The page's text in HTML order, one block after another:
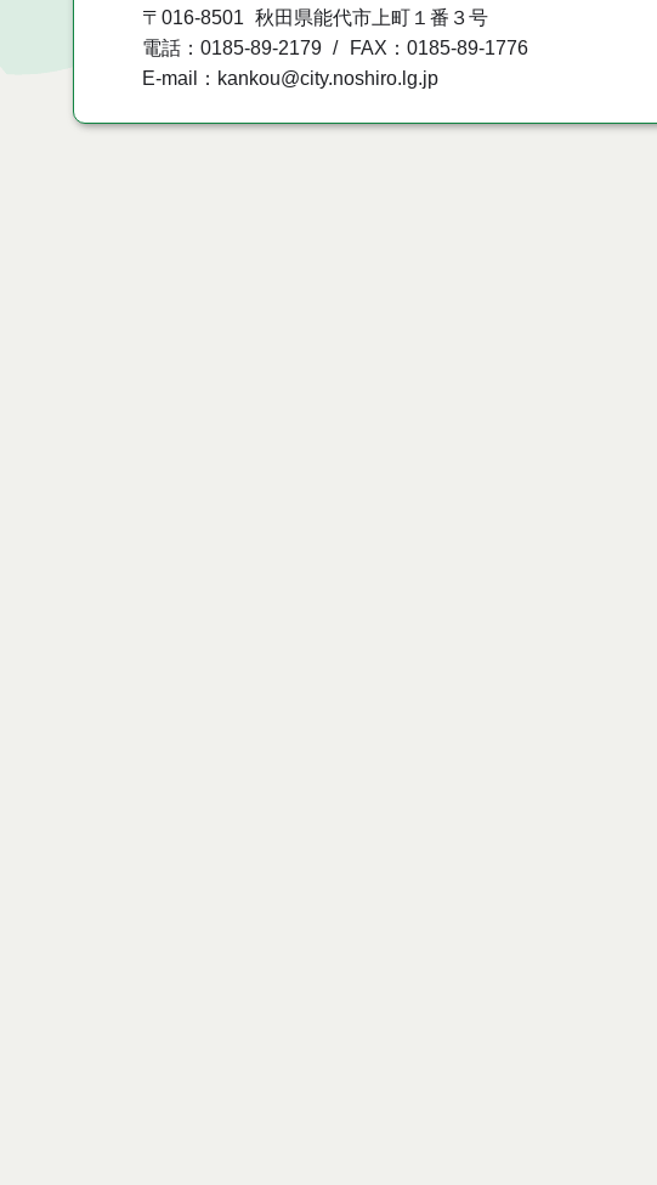
〒016-8501
秋田県能代市上町１番３号
電話：0185-89-2179
FAX：0185-89-1776
E-mail：kankou@city.noshiro.lg.jp